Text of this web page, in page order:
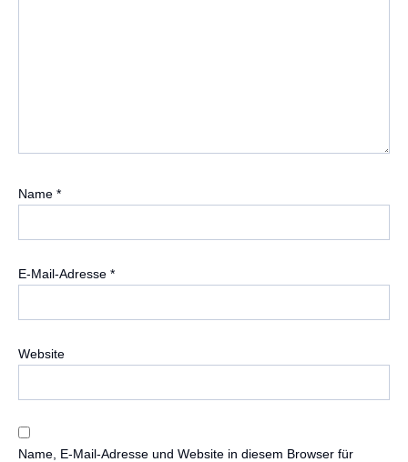
Name *
E-Mail-Adresse *
Website
Name, E-Mail-Adresse und Website in diesem Browser für